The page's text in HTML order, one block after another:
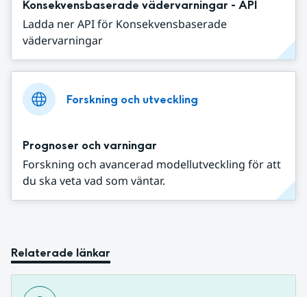
Konsekvensbaserade vädervarningar - API
Ladda ner API för Konsekvensbaserade
vädervarningar
Forskning och utveckling
Prognoser och varningar
Forskning och avancerad modellutveckling för att
du ska veta vad som väntar.
Relaterade länkar